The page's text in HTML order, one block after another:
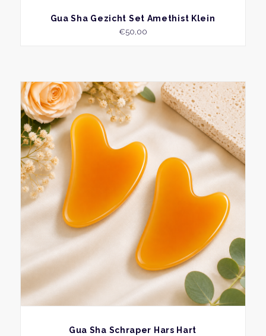
BEKIJK
Gua Sha Gezicht Set Amethist Klein
€50,00
BEKIJK
Gua Sha Schraper Hars Hart